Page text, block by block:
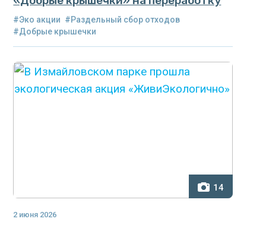
#Эко акции #Раздельный сбор отходов
#Добрые крышечки
14
2 июня 2026